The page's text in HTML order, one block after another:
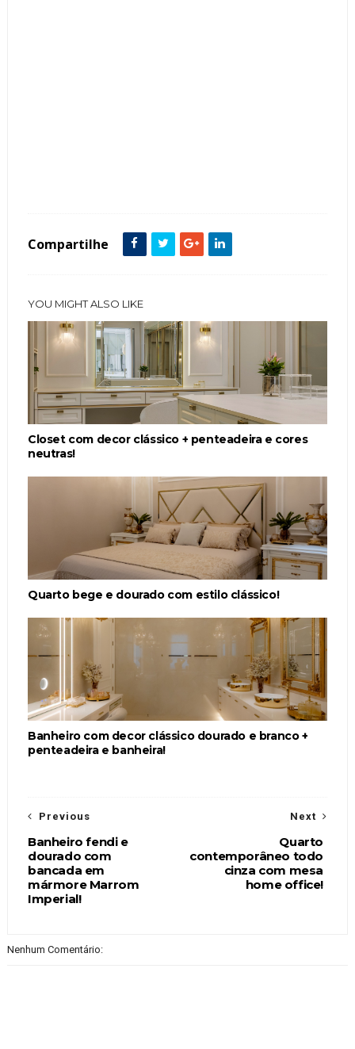
Compartilhe
YOU MIGHT ALSO LIKE
Closet com decor clássico + penteadeira e cores
neutras!
Quarto bege e dourado com estilo clássico!
Banheiro com decor clássico dourado e branco +
penteadeira e banheira!
Next
Quarto
contemporâneo todo
cinza com mesa
home office!
Previous
Banheiro fendi e
dourado com
bancada em
mármore Marrom
Imperial!
Nenhum Comentário: